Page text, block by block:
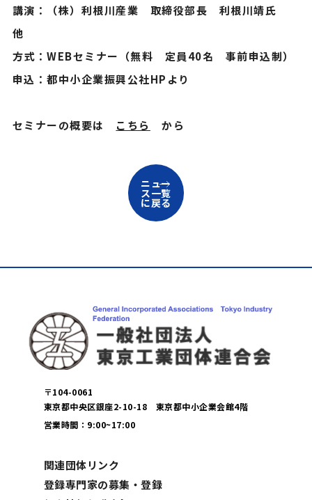
講演：（株）利根川産業 取締役部長 利根川靖氏
他
方式：WEBセミナー（無料 定員40名 事前申込制）
申込：都中小企業振興公社HPより
セミナーの概要は こちら から
ニュー
ス一覧
に戻る
〒104-0061
東京都中央区銀座2-10-18 東京都中小企業会館4階
営業時間：9:00~17:00
関連団体リンク
登録専門家の募集・登録